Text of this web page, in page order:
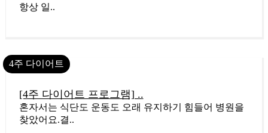
항상 일..
4주 다이어트
10
[4주 다이어트 프로그램] ..
혼자서는 식단도 운동도 오래 유지하기 힘들어 병원을
찾았어요.결..